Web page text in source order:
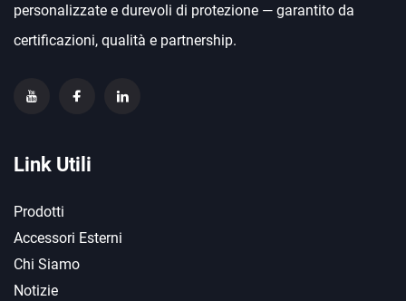
personalizzate e durevoli di protezione — garantito da
certificazioni, qualità e partnership.
Link Utili
Prodotti
Accessori Esterni
Chi Siamo
Notizie